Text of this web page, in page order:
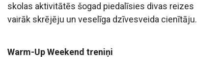
skolas aktivitātēs šogad piedalīsies divas reizes
vairāk skrējēju un veselīga dzīvesveida cienītāju.
Warm-Up Weekend treniņi